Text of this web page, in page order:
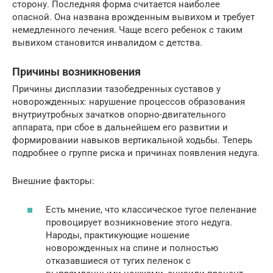
сторону. Последняя форма считается наиболее
опасной. Она названа врожденным вывихом и требует
немедленного лечения. Чаще всего ребенок с таким
вывихом становится инвалидом с детства.
Причины возникновения
Причины дисплазии тазобедренных суставов у
новорожденных: нарушение процессов образования
внутриутробных зачатков опорно-двигательного
аппарата, при сбое в дальнейшем его развитии и
формировании навыков вертикальной ходьбы. Теперь
подробнее о группе риска и причинах появления недуга.
Внешние факторы:
Есть мнение, что классическое тугое пеленание
провоцирует возникновение этого недуга.
Народы, практикующие ношение
новорожденных на спине и полностью
отказавшиеся от тугих пеленок с